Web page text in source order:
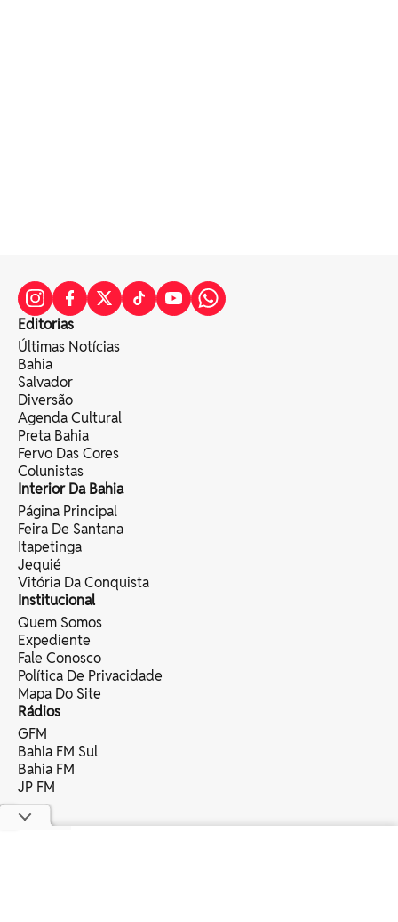
Editorias
Últimas Notícias
Bahia
Salvador
Diversão
Agenda Cultural
Preta Bahia
Fervo Das Cores
Colunistas
Interior Da Bahia
Página Principal
Feira De Santana
Itapetinga
Jequié
Vitória Da Conquista
Institucional
Quem Somos
Expediente
Fale Conosco
Política De Privacidade
Mapa Do Site
Rádios
GFM
Bahia FM Sul
Bahia FM
JP FM